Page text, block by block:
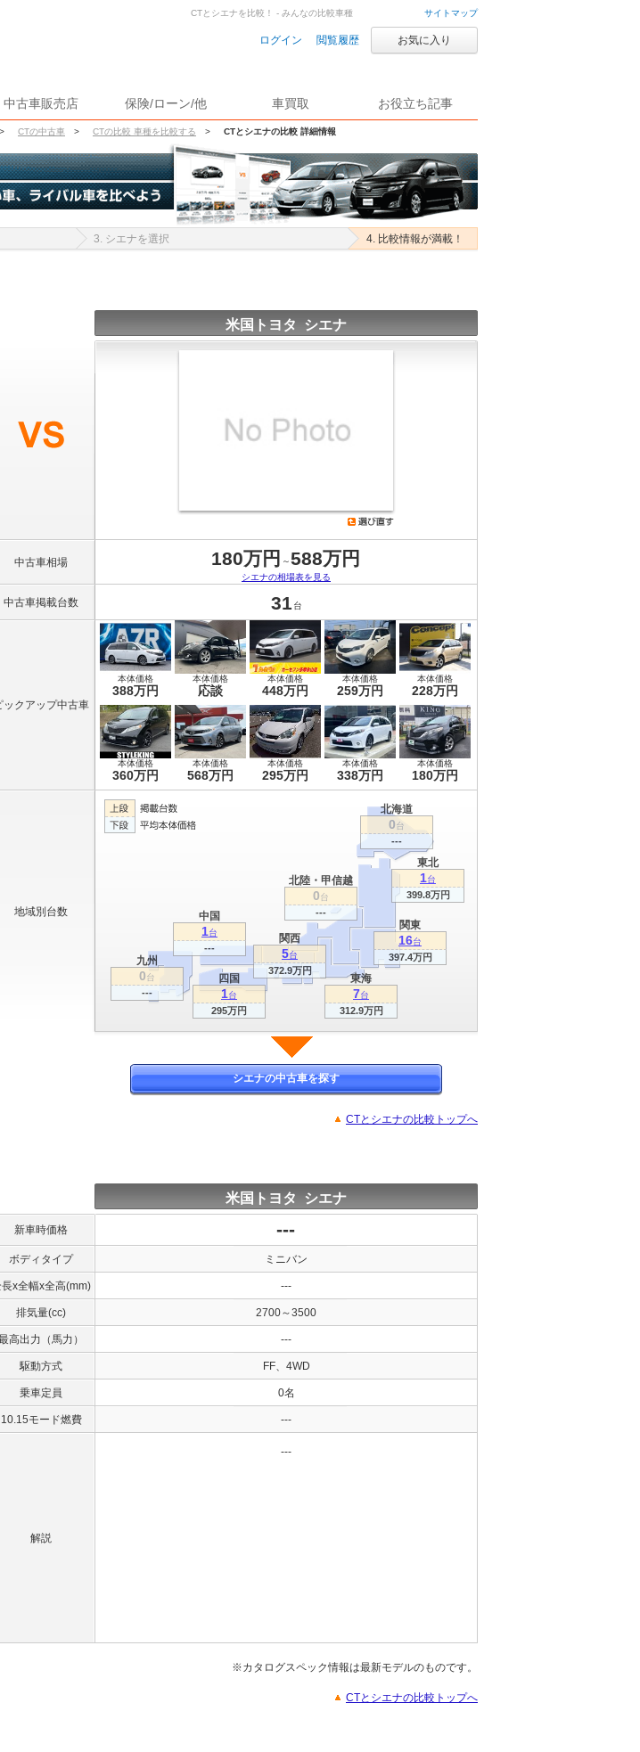
サイトマップ
ログイン 閲覧履歴 お気に入り
中古車販売店 保険/ローン/他 車買取 お役立ち記事
> CTの中古車 > CTの比較 車種を比較する > CTとシエナの比較 詳細情報
CTとシエナを比較！ - みんなの比較車種
3. シエナを選択 4. 比較情報が満載！
米国トヨタ シエナ
中古車相場 180万円 ～588万円
シエナの相場表を見る
中古車掲載台数 31 台
ックアップ中古車
本体価格
388万円
本体価格
応談
本体価格
448万円
本体価格
259万円
本体価格
228万円
本体価格
360万円
本体価格
568万円
本体価格
295万円
本体価格
338万円
本体価格
180万円
地域別台数
関東
16台
397.4万円
関西
5台
372.9万円
東海
7台
312.9万円
北海道
0台
---
九州
0台
---
東北
1台
399.8万円
北陸・甲信越
0台
---
中国
1台
---
四国
1台
295万円
シエナの中古車を探す
CTとシエナの比較トップへ
米国トヨタ シエナ
新車時価格 ---
ボディタイプ ミニバン
x全幅x全高(mm) ---
排気量(cc) 2700～3500
高出力（馬力） ---
駆動方式 FF、4WD
乗車定員 0名
10.15モード燃費 ---
解説
---
※カタログスペック情報は最新モデルのものです。
CTとシエナの比較トップへ